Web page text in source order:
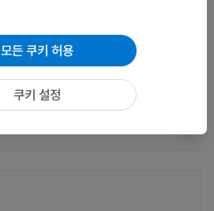
모든 쿠키 허용
쿠키 설정